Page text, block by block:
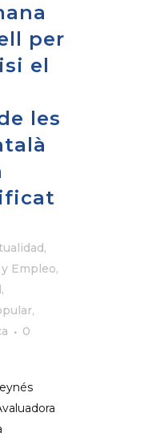
per
el
les
,
Empleo,
,
,
0